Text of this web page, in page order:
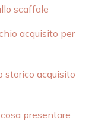
scaffale
acquisito per
storico acquisito
presentare